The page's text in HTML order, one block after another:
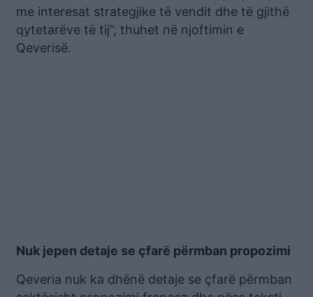
me interesat strategjike të vendit dhe të gjithë
qytetarëve të tij”, thuhet në njoftimin e
Qeverisë.
Nuk jepen detaje se çfarë përmban propozimi
Qeveria nuk ka dhënë detaje se çfarë përmban